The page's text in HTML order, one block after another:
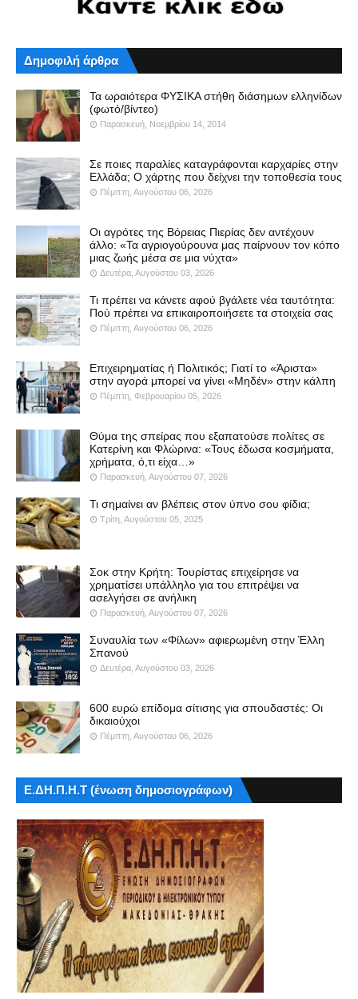
Δημοφιλή άρθρα
Τα ωραιότερα ΦΥΣΙΚΑ στήθη διάσημων ελληνίδων
(φωτό/βίντεο)
Παρασκευή, Νοεμβρίου 14, 2014
Σε ποιες παραλίες καταγράφονται καρχαρίες στην
Ελλάδα; Ο χάρτης που δείχνει την τοποθεσία τους
Πέμπτη, Αυγούστου 06, 2026
Οι αγρότες της Βόρειας Πιερίας δεν αντέχουν
άλλο: «Τα αγριογούρουνα μας παίρνουν τον κόπο
μιας ζωής μέσα σε μια νύχτα»
Δευτέρα, Αυγούστου 03, 2026
Τι πρέπει να κάνετε αφού βγάλετε νέα ταυτότητα:
Πού πρέπει να επικαιροποιήσετε τα στοιχεία σας
Πέμπτη, Αυγούστου 06, 2026
Επιχειρηματίας ή Πολιτικός; Γιατί το «Άριστα»
στην αγορά μπορεί να γίνει «Μηδέν» στην κάλπη
Πέμπτη, Φεβρουαρίου 05, 2026
Θύμα της σπείρας που εξαπατούσε πολίτες σε
Κατερίνη και Φλώρινα: «Τους έδωσα κοσμήματα,
χρήματα, ό,τι είχα…»
Παρασκευή, Αυγούστου 07, 2026
Τι σημαίνει αν βλέπεις στον ύπνο σου φίδια;
Τρίτη, Αυγούστου 05, 2025
Σοκ στην Κρήτη: Τουρίστας επιχείρησε να
χρηματίσει υπάλληλο για του επιτρέψει να
ασελγήσει σε ανήλικη
Παρασκευή, Αυγούστου 07, 2026
Συναυλία των «Φίλων» αφιερωμένη στην Έλλη
Σπανού
Δευτέρα, Αυγούστου 03, 2026
600 ευρώ επίδομα σίτισης για σπουδαστές: Οι
δικαιούχοι
Πέμπτη, Αυγούστου 06, 2026
Ε.ΔΗ.Π.Η.Τ (ένωση δημοσιογράφων)